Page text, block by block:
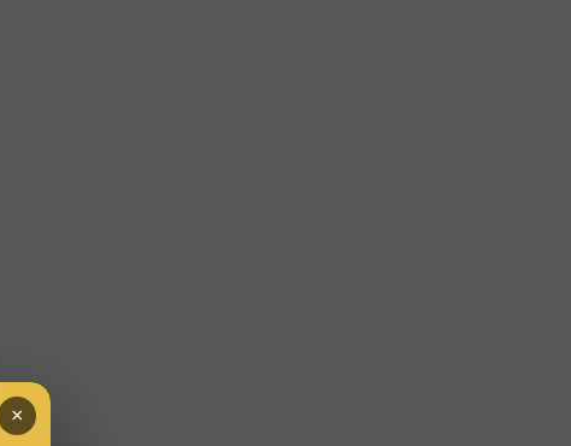
×